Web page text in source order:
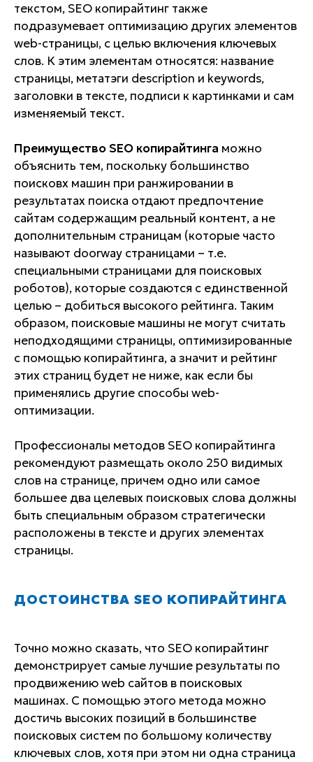
текстом, SEO копирайтинг также
подразумевает оптимизацию других элементов
web-страницы, с целью включения ключевых
слов. К этим элементам относятся: название
страницы, метатэги description и keywords,
заголовки в тексте, подписи к картинками и сам
изменяемый текст.
Преимущество SEO копирайтинга можно
объяснить тем, поскольку большинство
поисковх машин при ранжировании в
результатах поиска отдают предпочтение
сайтам содержащим реальный контент, а не
дополнительным страницам (которые часто
называют doorway страницами – т.е.
специальными страницами для поисковых
роботов), которые создаются с единственной
целью – добиться высокого рейтинга. Таким
образом, поисковые машины не могут считать
неподходящими страницы, оптимизированные
с помощью копирайтинга, а значит и рейтинг
этих страниц будет не ниже, как если бы
применялись другие способы web-
оптимизации.
Профессионалы методов SEO копирайтинга
рекомендуют размещать около 250 видимых
слов на странице, причем одно или самое
большее два целевых поисковых слова должны
быть специальным образом стратегически
расположены в тексте и других элементах
страницы.
ДОСТОИНСТВА SEO КОПИРАЙТИНГА
Точно можно сказать, что SEO копирайтинг
демонстрирует самые лучшие результаты по
продвижению web сайтов в поисковых
машинах. С помощью этого метода можно
достичь высоких позиций в большинстве
поисковых систем по большому количеству
ключевых слов, хотя при этом ни одна страница